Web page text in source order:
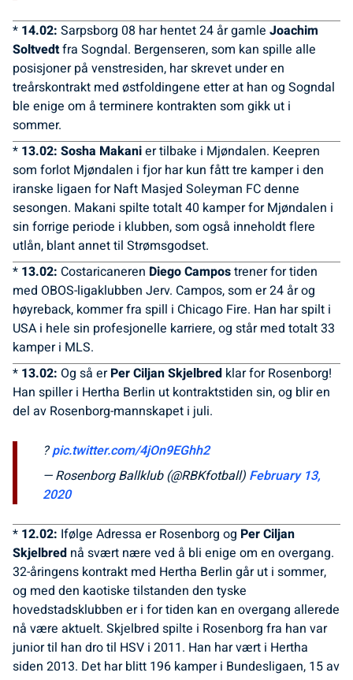
* 14.02: Sarpsborg 08 har hentet 24 år gamle Joachim
Soltvedtfra Sogndal. Bergenseren, som kan spille alle
posisjoner på venstresiden, har skrevet under en
treårskontrakt med østfoldingene etter at han og Sogndal
ble enige om å terminere kontrakten som gikk ut i
sommer.
* 13.02: Sosha Makanier tilbake i Mjøndalen. Keepren
som forlot Mjøndalen i fjor har kun fått tre kamper i den
iranske ligaen for Naft Masjed Soleyman FC denne
sesongen. Makani spilte totalt 40 kamper for Mjøndalen i
sin forrige periode i klubben, som også inneholdt flere
utlån, blant annet til Strømsgodset.
* 13.02: Costaricaneren DiegoCampostrener for tiden
med OBOS-ligaklubben Jerv. Campos, som er 24 år og
høyreback, kommer fra spill i Chicago Fire. Han har spilt i
USA i hele sin profesjonelle karriere, og står med totalt 33
kamper i MLS.
* 13.02: Og så erPer Ciljan Skjelbred klar for Rosenborg!
Han spiller i Hertha Berlin ut kontraktstiden sin, og blir en
del av Rosenborg-mannskapet i juli.
?pic.twitter.com/4jOn9EGhh2
— Rosenborg Ballklub (@RBKfotball) February 13,
2020
* 12.02: Ifølge Adressa er Rosenborg og Per Ciljan
Skjelbred nå svært nære ved å bli enige om en overgang.
32-åringens kontrakt med Hertha Berlin går ut i sommer,
og med den kaotiske tilstanden den tyske
hovedstadsklubben er i for tiden kan en overgang allerede
nå være aktuelt. Skjelbred spilte i Rosenborg fra han var
junior til han dro til HSV i 2011. Han har vært i Hertha
siden 2013. Det har blitt 196 kamper i Bundesligaen, 15 av